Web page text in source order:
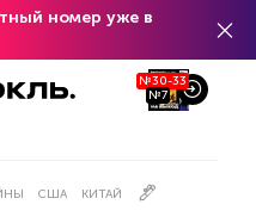
номер уже в
№30-33
№7
США КИТАЙ